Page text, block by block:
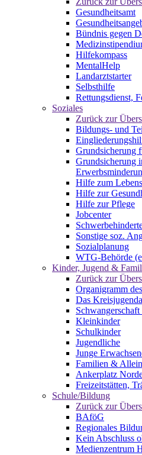
Gesundheitsamt
Bündnis gegen
Hilfekompass
MentalHelp
Landarztstarter
Selbsthilfe
Rettungsdienst,
Soziales
Zurück zur
Bildungs- und
Grundsicherung
Grundsicherung
Hilfe zum
Hilfe zur
Hilfe zur Pflege
Jobcenter
Sonstige soz.
Sozialplanung
WTG-Behörde
Kinder, Jugend &
Zurück zur
Organigramm
Das
Kleinkinder
Schulkinder
Jugendliche
Junge
Familien &
Ankerplatz
Freizeitstätten,
Schule/Bildung
Zurück zur
BAföG
Regionales
Kein Abschluss
Medienzentrum